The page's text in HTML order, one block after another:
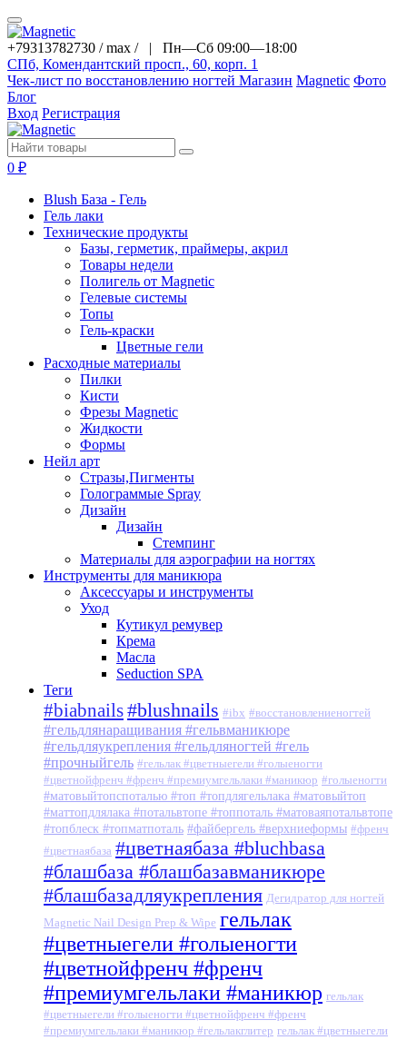
+79313782730 / max / | Пн—Сб 09:00—18:00
СПб, Комендантский просп., 60, корп. 1
Чек-лист по восстановлению ногтей Магазин Magnetic Фото
Блог
Вход Регистрация
0 ₽
Blush База - Гель
Гель лаки
Технические продукты
Базы, герметик, праймеры, акрил
Товары недели
Полигель от Magnetic
Гелевые системы
Топы
Гель-краски
Цветные гели
Расходные материалы
Пилки
Кисти
Фрезы Magnetic
Жидкости
Формы
Нейл арт
Стразы,Пигменты
Голограммые Spray
Дизайн
Дизайн
Стемпинг
Материалы для аэрографии на ногтях
Инструменты для маникюра
Аксессуары и инструменты
Уход
Кутикул ремувер
Крема
Масла
Seduction SPA
Теги
#biabnails#blushnails #ibx #восстановлениеногтей
#гельдлянаращивания #гельвманикюре
#гельдляукрепления #гельдляногтей #гель
#прочныйгель #гельлак #цветныегели #голыеногти
#цветнойфренч #френч #премиумгельлаки #маникюр #голыеногти
#матовыйтопспоталью #топ #топдлягельлака #матовыйтоп
#маттопдлялака #потальвтопе #топпоталь #матоваяпотальвтопе
#топблеск #топматпоталь #файбергель #верхниеформы #френч
#цветнаябаза #цветнаябаза #bluchbasa
#блашбаза #блашбазавманикюре
#блашбазадляукрепления Дегидратор для ногтей
Magnetic Nail Design Prep & Wipe гельлак
#цветныегели #голыеногти
#цветнойфренч #френч
#премиумгельлаки #маникюр гельлак
#цветныегели #голыеногти #цветнойфренч #френч
#премиумгельлаки #маникюр #гельлакглитер гельлак #цветныегели